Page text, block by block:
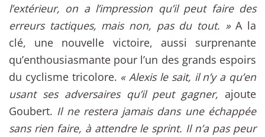
l’extérieur, on a l’impression qu’il peut faire des
erreurs tactiques, mais non, pas du tout. »A la
clé, une nouvelle victoire, aussi surprenante
qu’enthousiasmante pour l’un des grands espoirs
du cyclisme tricolore. « Alexis le sait, il n’y a qu’en
usant ses adversaires qu’il peut gagner, ajoute
Goubert. Il ne restera jamais dans une échappée
sans rien faire, à attendre le sprint. Il n’a pas peur